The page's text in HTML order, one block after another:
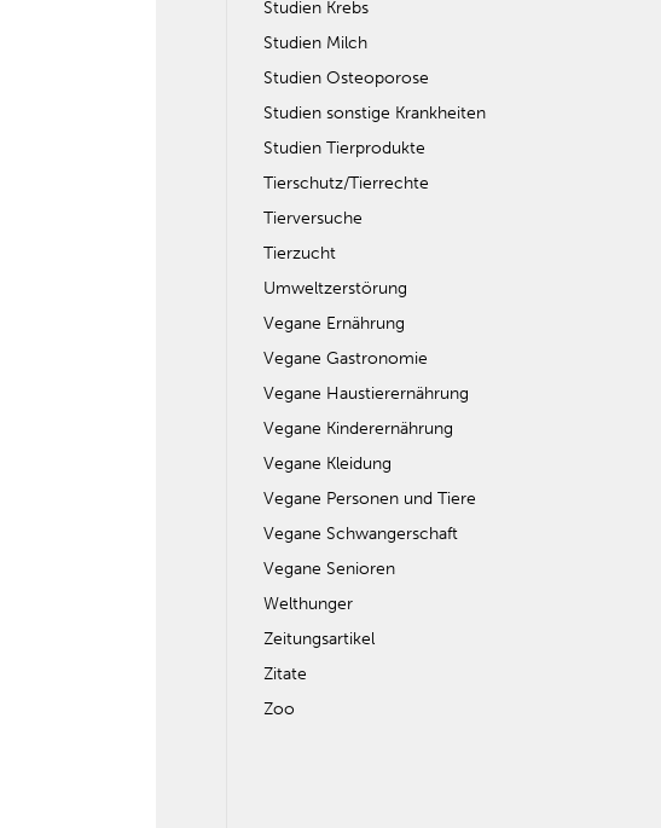
Studien Krebs
Studien Milch
Studien Osteoporose
Studien sonstige Krankheiten
Studien Tierprodukte
Tierschutz/Tierrechte
Tierversuche
Tierzucht
Umweltzerstörung
Vegane Ernährung
Vegane Gastronomie
Vegane Haustierernährung
Vegane Kinderernährung
Vegane Kleidung
Vegane Personen und Tiere
Vegane Schwangerschaft
Vegane Senioren
Welthunger
Zeitungsartikel
Zitate
Zoo